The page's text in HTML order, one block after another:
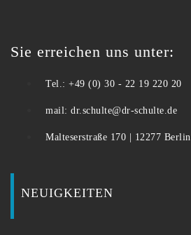
Sie erreichen uns unter:
Tel.: +49 (0) 30 - 22 19 220 20
mail: dr.schulte@dr-schulte.de
Malteserstraße 170 | 12277 Berlin
NEUIGKEITEN